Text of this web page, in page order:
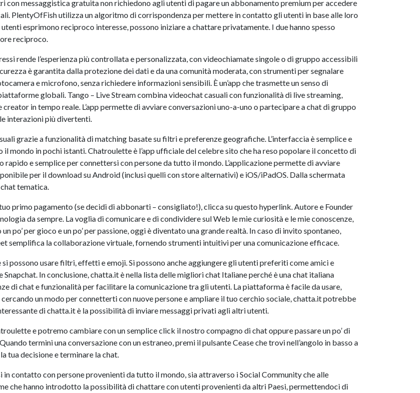
messaggistica gratuita non richiedono agli utenti di pagare un abbonamento premium per accedere
PlentyOfFish utilizza un algoritmo di corrispondenza per mettere in contatto gli utenti in base alle loro
esprimono reciproco interesse, possono iniziare a chattare privatamente. I due hanno spesso
reciproco.
rende l’esperienza più controllata e personalizzata, con videochiamate singole o di gruppo accessibili
è garantita dalla protezione dei dati e da una comunità moderata, con strumenti per segnalare
e microfono, senza richiedere informazioni sensibili. È un’app che trasmette un senso di
globali. Tango – Live Stream combina videochat casuali con funzionalità di live streaming,
in tempo reale. L’app permette di avviare conversazioni uno-a-uno o partecipare a chat di gruppo
interazioni più divertenti.
grazie a funzionalità di matching basate su filtri e preferenze geografiche. L’interfaccia è semplice e
in pochi istanti. Chatroulette è l’app ufficiale del celebre sito che ha reso popolare il concetto di
e semplice per connettersi con persone da tutto il mondo. L’applicazione permette di avviare
per il download su Android (inclusi quelli con store alternativi) e iOS/iPadOS. Dalla schermata
tematica.
primo pagamento (se decidi di abbonarti – consigliato!), clicca su questo hyperlink. Autore e Founder
da sempre. La voglia di comunicare e di condividere sul Web le mie curiosità e le mie conoscenze,
po’ per gioco e un po’ per passione, oggi è diventato una grande realtà. In caso di invito spontaneo,
semplifica la collaborazione virtuale, fornendo strumenti intuitivi per una comunicazione efficace.
possono usare filtri, effetti e emoji. Si possono anche aggiungere gli utenti preferiti come amici e
In conclusione, chatta.it è nella lista delle migliori chat Italiane perché è una chat italiana
di chat e funzionalità per facilitare la comunicazione tra gli utenti. La piattaforma è facile da usare,
un modo per connetterti con nuove persone e ampliare il tuo cerchio sociale, chatta.it potrebbe
di chatta.it è la possibilità di inviare messaggi privati agli altri utenti.
e potremo cambiare con un semplice click il nostro compagno di chat oppure passare un po’ di
termini una conversazione con un estraneo, premi il pulsante Cease che trovi nell’angolo in basso a
tua decisione e terminare la chat.
contatto con persone provenienti da tutto il mondo, sia attraverso i Social Community che alle
che hanno introdotto la possibilità di chattare con utenti provenienti da altri Paesi, permettendoci di